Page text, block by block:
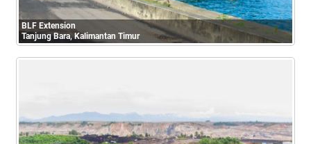
BLF Extension
Tanjung Bara, Kalimantan Timur